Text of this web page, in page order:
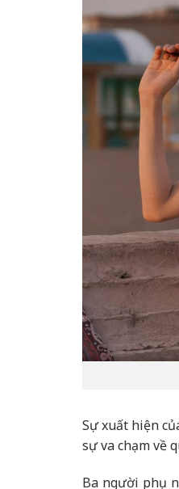
Sự xuất hiện
sự va chạm về
Ba người phụ